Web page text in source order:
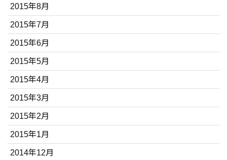
2015年8月
2015年7月
2015年6月
2015年5月
2015年4月
2015年3月
2015年2月
2015年1月
2014年12月